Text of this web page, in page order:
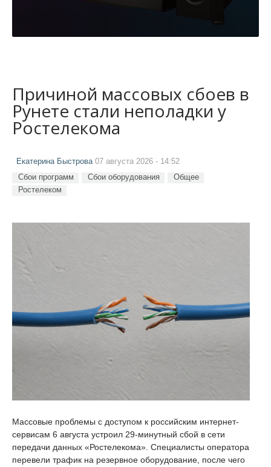
Причиной массовых сбоев в
Рунете стали неполадки у
Ростелекома
Екатерина Быстрова 07 августа 2026 - 14:52
Сбои программ Сбои оборудования
Общее
Ростелеком
Массовые проблемы с доступом к российским интернет-
сервисам 6 августа устроил 29-минутный сбой в сети
передачи данных «Ростелекома». Специалисты оператора
перевели трафик на резервное оборудование, после чего